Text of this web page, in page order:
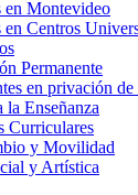
en Montevideo
en Centros
Permanente
en privación de
la Enseñanza
Curriculares
y Movilidad
y Artística